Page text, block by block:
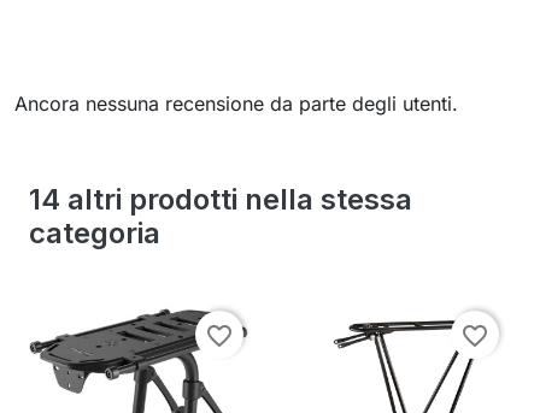
Ancora nessuna recensione da parte degli utenti.
14 altri prodotti nella stessa
categoria
favorite_border favorite_border